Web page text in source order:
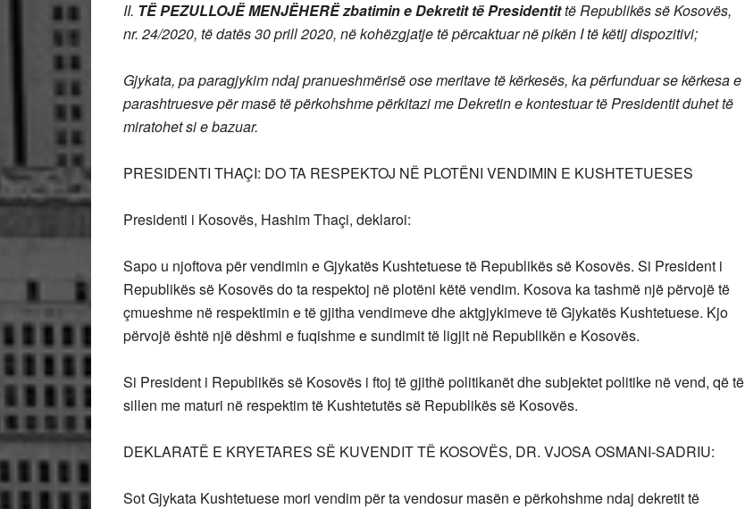
II. TË PEZULLOJË MENJËHERË zbatimin e Dekretit të Presidentittë Republikës së Kosovës,
nr. 24/2020, të datës 30 prill 2020, në kohëzgjatje të përcaktuar në pikën I të këtij dispozitivi;
Gjykata, pa paragjykim ndaj pranueshmërisë ose meritave të kërkesës, ka përfunduar se kërkesa e
parashtruesve për masë të përkohshme përkitazi me Dekretin e kontestuar të Presidentit duhet të
miratohet si e bazuar.
PRESIDENTI THAÇI: DO TA RESPEKTOJ NË PLOTËNI VENDIMIN E KUSHTETUESES
Presidenti i Kosovës, Hashim Thaçi, deklaroi:
Sapo u njoftova për vendimin e Gjykatës Kushtetuese të Republikës së Kosovës. Si President i
Republikës së Kosovës do ta respektoj në plotëni këtë vendim. Kosova ka tashmë një përvojë të
çmueshme në respektimin e të gjitha vendimeve dhe aktgjykimeve të Gjykatës Kushtetuese. Kjo
përvojë është një dëshmi e fuqishme e sundimit të ligjit në Republikën e Kosovës.
Si President i Republikës së Kosovës i ftoj të gjithë politikanët dhe subjektet politike në vend, që të
sillen me maturi në respektim të Kushtetutës së Republikës së Kosovës.
DEKLARATË E KRYETARES SË KUVENDIT TË KOSOVËS, DR. VJOSA OSMANI-SADRIU:
Sot Gjykata Kushtetuese mori vendim për ta vendosur masën e përkohshme ndaj dekretit të